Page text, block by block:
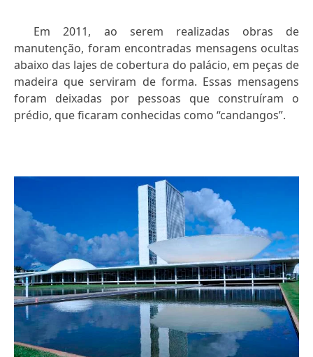
Em 2011, ao serem realizadas obras de
manutenção, foram encontradas mensagens ocultas
abaixo das lajes de cobertura do palácio, em peças de
madeira que serviram de forma. Essas mensagens
foram deixadas por pessoas que construíram o
prédio, que ficaram conhecidas como “candangos”.